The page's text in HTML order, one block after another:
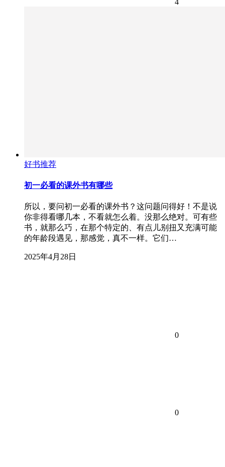
4
好书推荐
初一必看的课外书有哪些
所以，要问初一必看的课外书？这问题问得好！不是说
你非得看哪几本，不看就怎么着。没那么绝对。可有些
书，就那么巧，在那个特定的、有点儿别扭又充满可能
的年龄段遇见，那感觉，真不一样。它们…
2025年4月28日
0
0